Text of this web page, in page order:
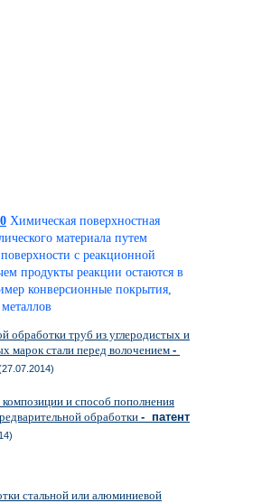
Химическая поверхностная
материала путем
с реакционной
продукты реакции остаются в
конверсионные покрытия,
обработки труб из углеродистых и
марок стали перед волочением -
и способ пополнения
обработки- патент
стальной или алюминиевой